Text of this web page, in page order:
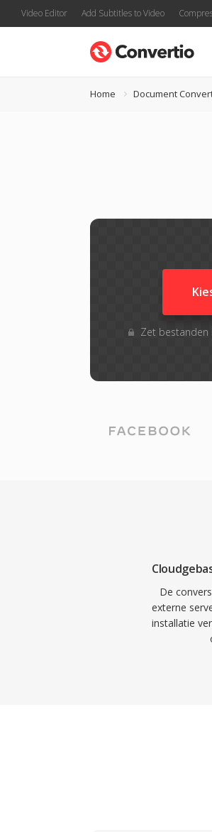
Video Editor Add Subtitles to Video
Home Document
Zet bestanden
De
externe
installatie